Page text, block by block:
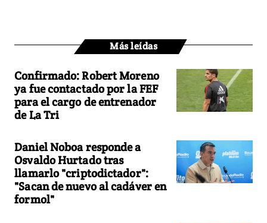
Más leídas
Confirmado: Robert Moreno
ya fue contactado por la FEF
para el cargo de entrenador
de La Tri
Daniel Noboa responde a
Osvaldo Hurtado tras
llamarlo "criptodictador":
"Sacan de nuevo al cadáver en
formol"